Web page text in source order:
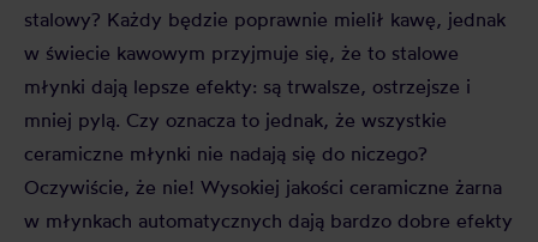
stalowy? Każdy będzie poprawnie mielił kawę, jednak
w świecie kawowym przyjmuje się, że to stalowe
młynki dają lepsze efekty: są trwalsze, ostrzejsze i
mniej pylą. Czy oznacza to jednak, że wszystkie
ceramiczne młynki nie nadają się do niczego?
Oczywiście, że nie! Wysokiej jakości ceramiczne żarna
w młynkach automatycznych dają bardzo dobre efekty